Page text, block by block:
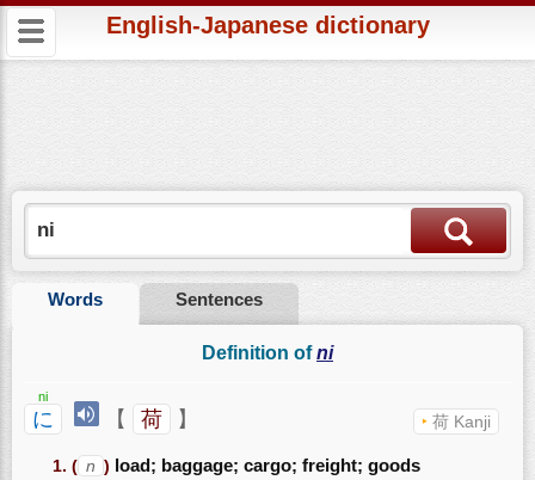
English-Japanese dictionary
Words Sentences
Definition ofni
に
ni
【 荷 】 荷 Kanji
( n ) load; baggage; cargo; freight; goods